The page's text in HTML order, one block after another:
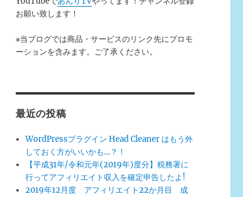
お願い致します！
※当ブログでは商品・サービスのリンク先にプロモ
ーションを含みます。ご了承ください。
最近の投稿
WordPressプラグイン Head Cleaner はもう外
しておく方がいいかも…？！
【平成31年/令和元年(2019年)度分】税務署に
行ってアフィリエイト収入を確定申告したよ!
2019年12月度 アフィリエイト22か月目 成